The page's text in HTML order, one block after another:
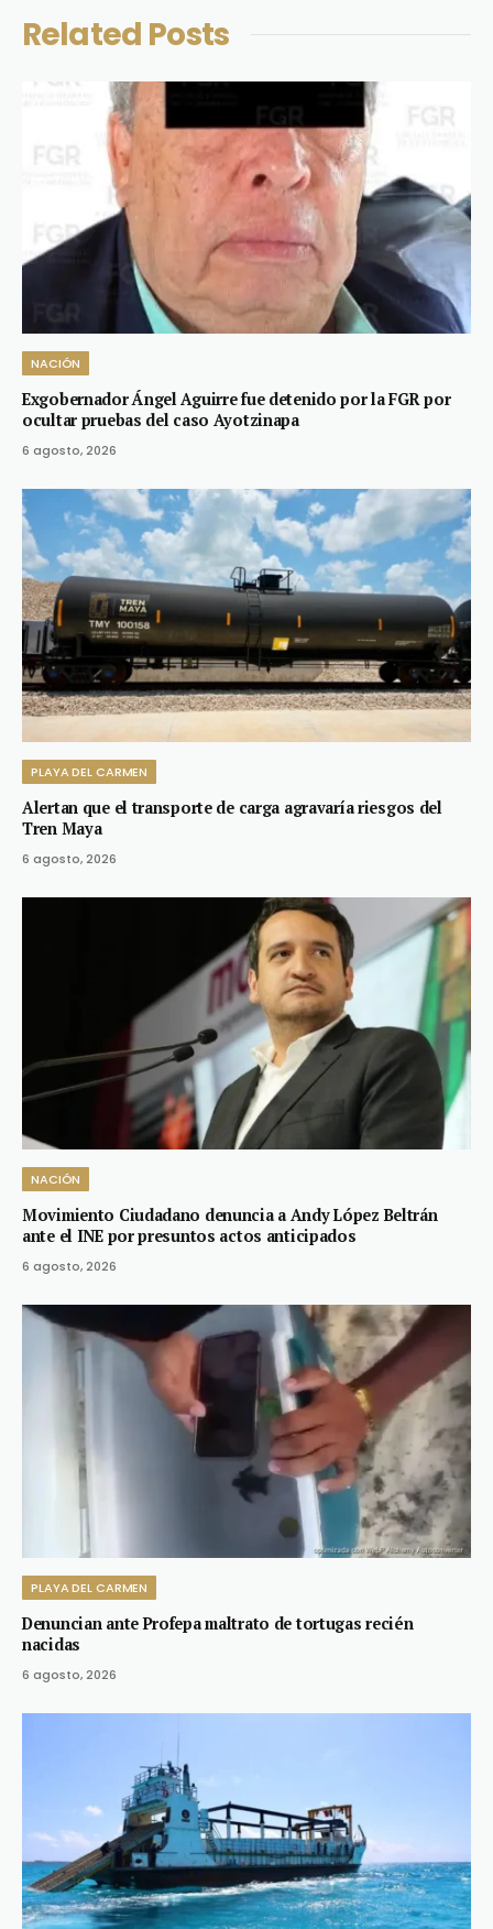
Related Posts
NACIÓN
Exgobernador Ángel Aguirre fue detenido por la FGR por
ocultar pruebas del caso Ayotzinapa
6 agosto, 2026
PLAYA DEL CARMEN
Alertan que el transporte de carga agravaría riesgos del
Tren Maya
6 agosto, 2026
NACIÓN
Movimiento Ciudadano denuncia a Andy López Beltrán
ante el INE por presuntos actos anticipados
6 agosto, 2026
PLAYA DEL CARMEN
Denuncian ante Profepa maltrato de tortugas recién
nacidas
6 agosto, 2026